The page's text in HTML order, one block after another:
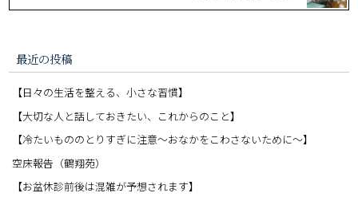
最近の投稿
【日々の生活を整える、小さな習慣】
【大切な人と話しておきたい、これからのこと】
【冷たいもののとりすぎに注意〜おなかをこわさないために〜】
空床報告（鶴翔苑）
【お盆休診前後は混雑が予想されます】